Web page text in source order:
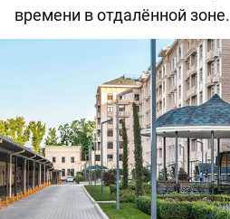
времени в отдалённой зоне.